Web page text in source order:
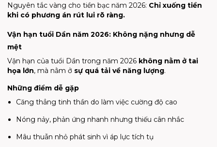
Nguyên tắc vàng cho tiền bạc năm 2026: Chỉ xuống tiền
khi có phương án rút lui rõ ràng.
Vận hạn tuổi Dần năm 2026: Không nặng nhưng dễ
mệt
Vận hạn của tuổi Dần trong năm 2026 không nằm ở tai
họa lớn, mà nằm ở sự quá tải về năng lượng.
Những điểm dễ gặp
Căng thẳng tinh thần do làm việc cường độ cao
Nóng nảy, phản ứng nhanh nhưng thiếu cân nhắc
Mâu thuẫn nhỏ phát sinh vì áp lực tích tụ